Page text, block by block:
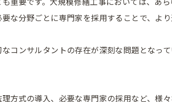
な分野ごとに専門家を採用することで、より
コンサルタントの存在が深刻な問題となっ
方式の導入、必要な専門家の採用など、様